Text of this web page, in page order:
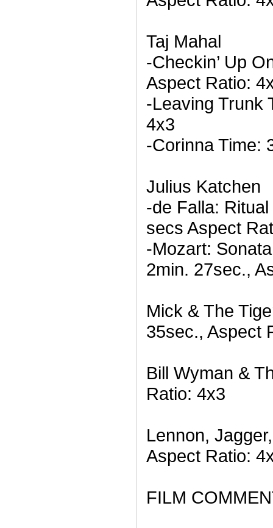
Taj Mahal
-Checkin’ Up
Aspect Ratio:
-Leaving Trunk
4x3
-Corinna Time:
Julius Katchen
-de Falla:
secs Aspect
-Mozart:
2min. 27sec.,
Mick & The
35sec., Aspect
Bill Wyman &
Ratio: 4x3
Lennon,
Aspect Ratio:
FILM